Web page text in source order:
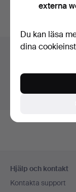
Bevaka
Auktionsarkivet
Du söker i vårt
Visa pågående
Hjälp och kontakt
Kontakta support
externa
Du kan läsa
dina